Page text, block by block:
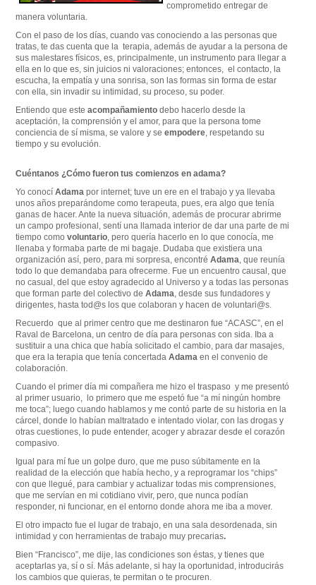
comprometido entregar de
manera voluntaria.
Con el paso de los días, cuando vas conociendo a las personas que
tratas, te das cuenta que la terapia, además de ayudar a la persona de
sus malestares físicos, es, principalmente, un instrumento para llegar a
ella en lo que es, sin juicios ni valoraciones; entonces, el contacto, la
escucha, la empatía y una sonrisa, son las formas sin forma de estar
con ella, sin invadir su intimidad, su proceso, su poder.
Entiendo que esteacompañamiento debo hacerlo desde la
aceptación, la comprensión y el amor, para que la persona tome
conciencia de sí misma, se valore y seempodere , respetando su
tiempo y su evolución.
Cuéntanos ¿Cómo fueron tus comienzos en adama?
Yo conocíAdama por internet; tuve un ere en el trabajo y ya llevaba
unos años preparándome como terapeuta, pues, era algo que tenía
ganas de hacer. Ante la nueva situación, además de procurar abrirme
un campo profesional, sentí una llamada interior de dar una parte de mi
tiempo comovoluntario , pero quería hacerlo en lo que conocía, me
llenaba y formaba parte de mi bagaje. Dudaba que existiera una
organización así, pero, para mi sorpresa, encontréAdama , que reunía
todo lo que demandaba para ofrecerme. Fue un encuentro causal, que
no casual, del que estoy agradecido al Universo y a todas las personas
que forman parte del colectivo deAdama , desde sus fundadores y
dirigentes, hasta tod@s los que colaboran y hacen de voluntari@s.
Recuerdo que al primer centro que me destinaron fue “ACASC”, en el
Raval de Barcelona, un centro de día para personas con sida. Iba a
sustituir a una chica que había solicitado el cambio, para dar masajes,
que era la terapia que tenía concertadaAdama en el convenio de
colaboración.
Cuando el primer día mi compañera me hizo el traspaso y me presentó
al primer usuario, lo primero que me espetó fue “a mí ningún hombre
me toca”; luego cuando hablamos y me contó parte de su historia en la
cárcel, donde lo habían maltratado e intentado violar, con las drogas y
otras cuestiones, lo pude entender, acoger y abrazar desde el corazón
compasivo.
Igual para mí fue un golpe duro, que me puso súbitamente en la
realidad de la elección que había hecho, y a reprogramar los “chips”
con que llegué, para cambiar y actualizar todas mis comprensiones,
que me servían en mi cotidiano vivir, pero, que nunca podían
responder, ni funcionar, en el entorno donde ahora me iba a mover.
El otro impacto fue el lugar de trabajo, en una sala desordenada, sin
intimidad y con herramientas de trabajo muy precarias.
Bien “Francisco”, me dije, las condiciones son éstas, y tienes que
aceptarlas ya, sí o sí. Más adelante, si hay la oportunidad, introducirás
los cambios que quieras, te permitan o te procuren.